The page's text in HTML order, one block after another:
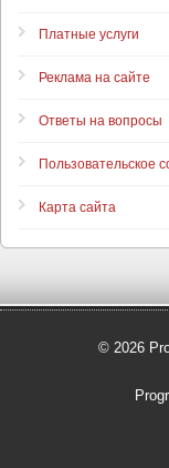
Платные услуги
Реклама на сайте
Ответы на вопросы
Пользовательское
Карта сайта
© 2026